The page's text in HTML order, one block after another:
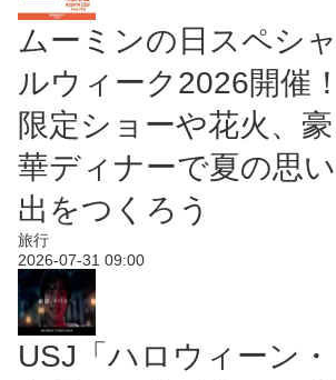
ムーミンの日スペシャ
ルウィーク2026開催！
限定ショーや花火、豪
華ディナーで夏の思い
出をつくろう
旅行
2026-07-31 09:00
USJ「ハロウィーン・